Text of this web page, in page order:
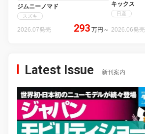
ジムニーノマド
スズキ
2026.07発売 293 万円 ～
キックス
日産
2026.06発売
Latest Issue 新刊案内